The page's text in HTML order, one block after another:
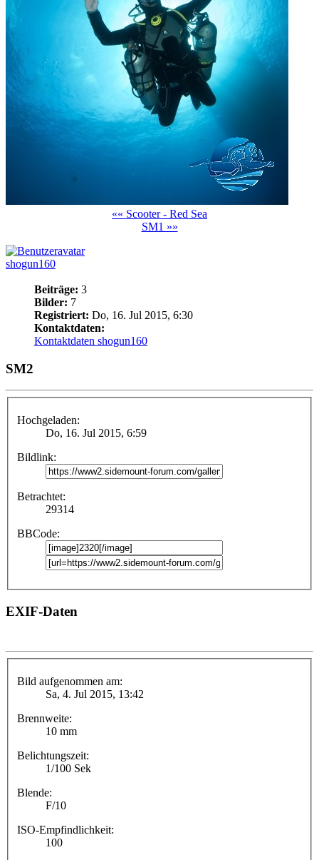
«« Scooter - Red Sea
SM1 »»
shogun160
Beiträge: 3
Bilder: 7
Registriert: Do, 16. Jul 2015, 6:30
Kontaktdaten:
Kontaktdaten shogun160
SM2
Hochgeladen:
Do, 16. Jul 2015, 6:59
Bildlink:
Betrachtet:
29314
BBCode:
EXIF-Daten
Bild aufgenommen am:
Sa, 4. Jul 2015, 13:42
Brennweite:
10 mm
Belichtungszeit:
1/100 Sek
Blende:
F/10
ISO-Empfindlichkeit:
100